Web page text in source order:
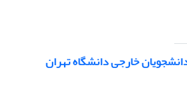
خارجی دانشگاه تهران